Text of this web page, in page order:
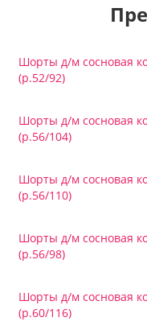
Шорты д/м сосновая
(р.52/92)
Шорты д/м сосновая
(р.56/104)
Шорты д/м сосновая
(р.56/110)
Шорты д/м сосновая
(р.56/98)
Шорты д/м сосновая
(р.60/116)